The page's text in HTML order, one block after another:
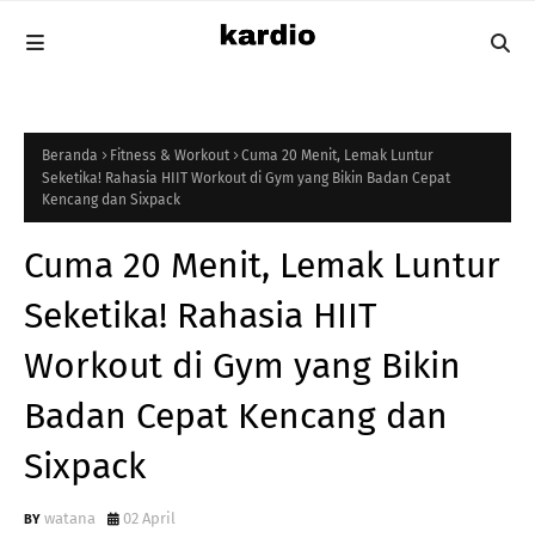
Beranda Fitness & Workout
Cuma 20 Menit, Lemak Luntur
Seketika! Rahasia HIIT Workout di Gym yang Bikin Badan Cepat
Kencang dan Sixpack
Cuma 20 Menit, Lemak Luntur
Seketika! Rahasia HIIT
Workout di Gym yang Bikin
Badan Cepat Kencang dan
Sixpack
watana 02 April